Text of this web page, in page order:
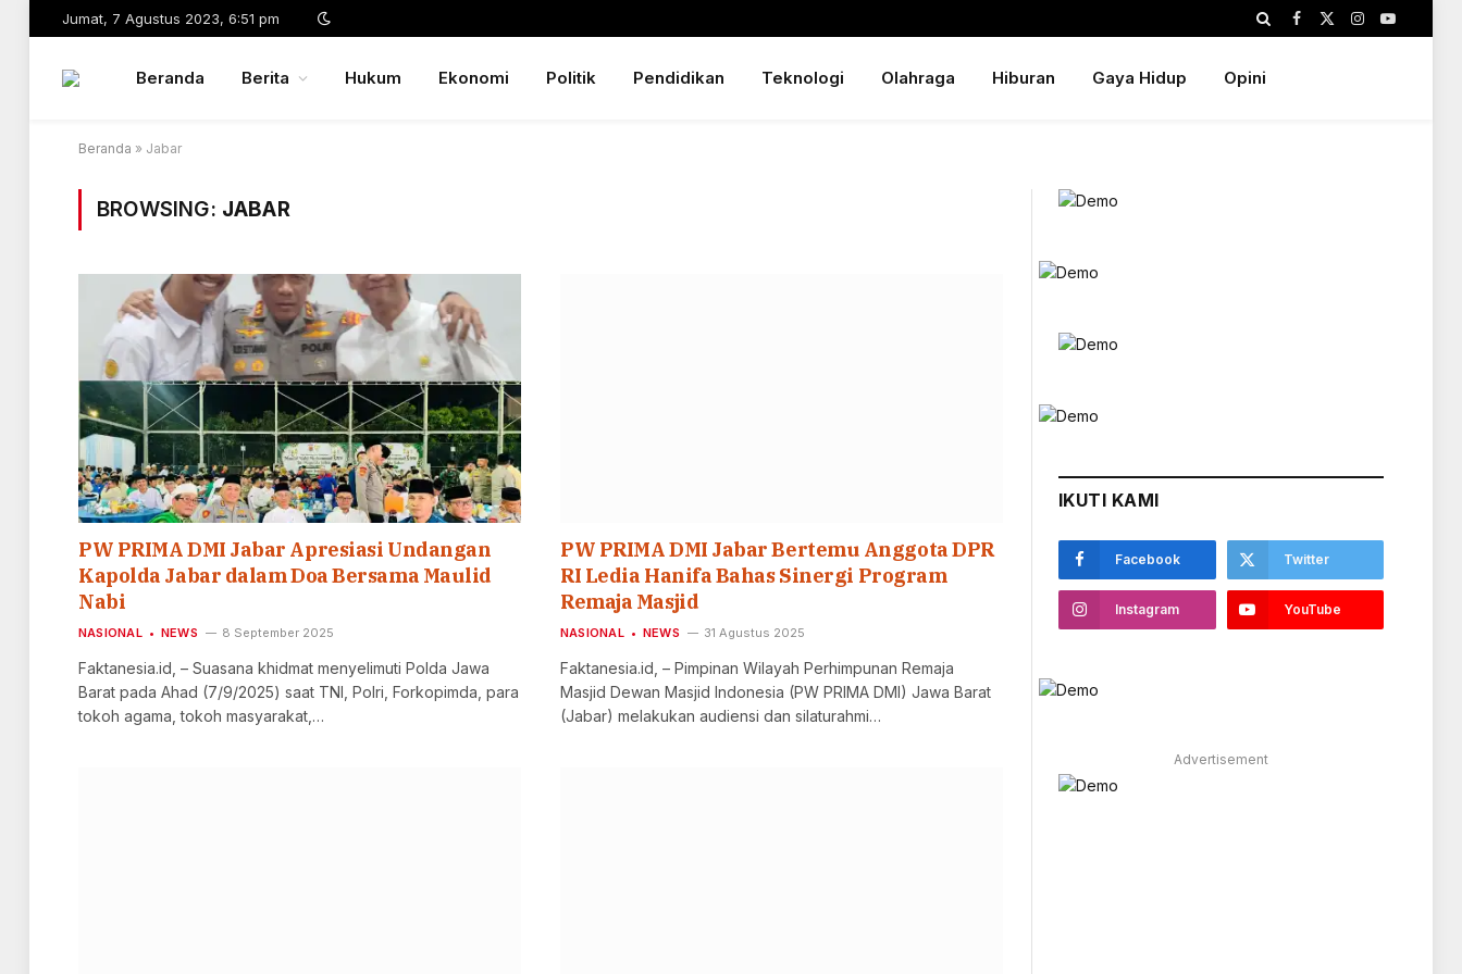
Jumat, 7 Agustus 2023, 6:51 pm
Facebook
X
InstagramYouTube
Beranda Berita Hukum Ekonomi Politik Pendidikan Teknologi Olahraga Hiburan Gaya Hidup Opini
Beranda » Jabar
BROWSING: JABAR
PW PRIMA DMI Jabar Apresiasi Undangan
Kapolda Jabar dalam Doa Bersama Maulid
Nabi
NASIONAL NEWS 8 September 2025
Faktanesia.id, – Suasana khidmat menyelimuti Polda Jawa
Barat pada Ahad (7/9/2025) saat TNI, Polri, Forkopimda, para
tokoh agama, tokoh masyarakat,…
PW PRIMA DMI Jabar Bertemu Anggota DPR
RI Ledia Hanifa Bahas Sinergi Program
Remaja Masjid
NASIONAL NEWS 31 Agustus 2025
Faktanesia.id, – Pimpinan Wilayah Perhimpunan Remaja
Masjid Dewan Masjid Indonesia (PW PRIMA DMI) Jawa Barat
(Jabar) melakukan audiensi dan silaturahmi…
IKUTI KAMI
Facebook Twitter
Instagram YouTube
Advertisement